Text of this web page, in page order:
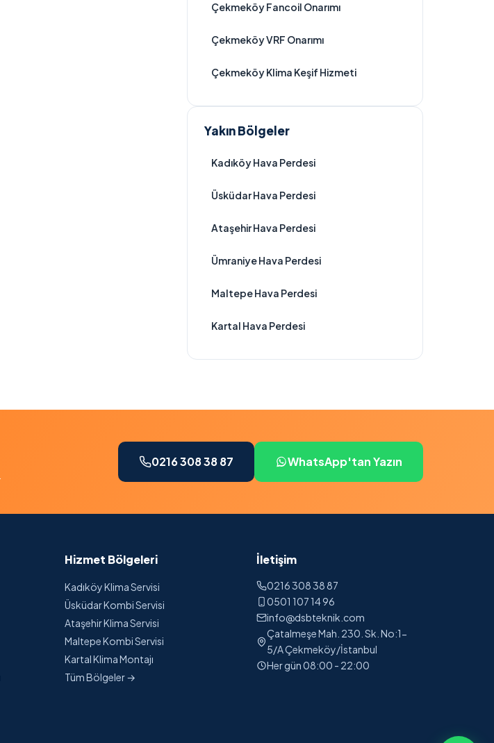
Çekmeköy Fancoil Onarımı
Çekmeköy VRF Onarımı
Çekmeköy Klima Keşif Hizmeti
Yakın Bölgeler
Kadıköy Hava Perdesi
Üsküdar Hava Perdesi
Ataşehir Hava Perdesi
Ümraniye Hava Perdesi
Maltepe Hava Perdesi
Kartal Hava Perdesi
0216 308 38 87 WhatsApp'tan Yazın
Hizmet Bölgeleri
Kadıköy Klima Servisi
Üsküdar Kombi Servisi
Ataşehir Klima Servisi
Maltepe Kombi Servisi
Kartal Klima Montajı
Tüm Bölgeler →
İletişim
0216 308 38 87
0501 107 14 96
info@dsbteknik.com
Çatalmeşe Mah. 230. Sk. No:1-
5/A Çekmeköy/İstanbul
Her gün 08:00 - 22:00